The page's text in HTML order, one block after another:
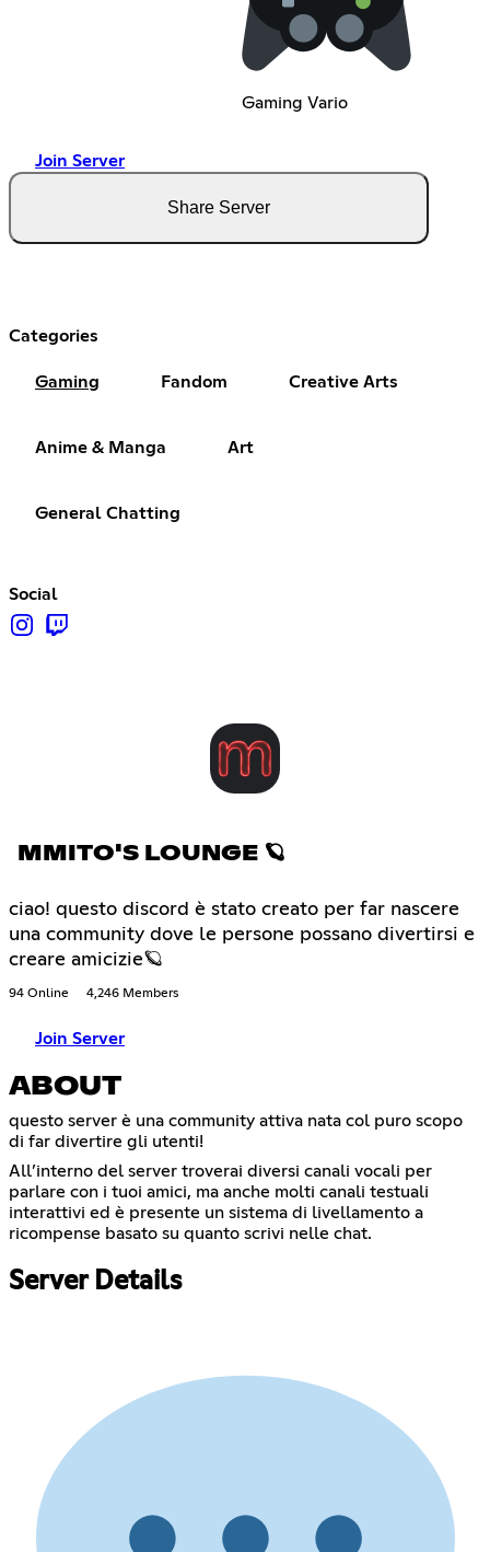
Gaming Vario
Join Server
Share Server
Categories
Gaming Fandom Creative Arts
Anime & Manga Art
General Chatting
Social
MMITO'S LOUNGE 🪐
ciao! questo discord è stato creato per far nascere
una community dove le persone possano divertirsi e
creare amicizie🪐
94 Online 4,246 Members
Join Server
ABOUT
questo server è una community attiva nata col puro scopo
di far divertire gli utenti!
All’interno del server troverai diversi canali vocali per
parlare con i tuoi amici, ma anche molti canali testuali
interattivi ed è presente un sistema di livellamento a
ricompense basato su quanto scrivi nelle chat.
Server Details